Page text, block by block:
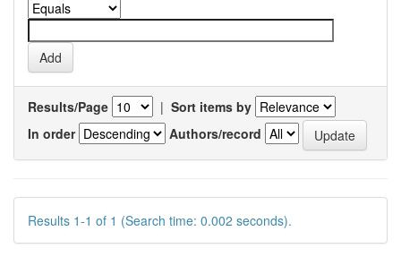
Results/Page | Sort items by
In order
Authors/record
Results 1-1 of 1 (Search time: 0.002 seconds).